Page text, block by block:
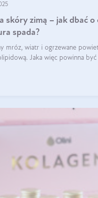
skóry zimą – jak dbać
spada?
mróz, wiatr i ogrzewane
Jaka więc powinna być